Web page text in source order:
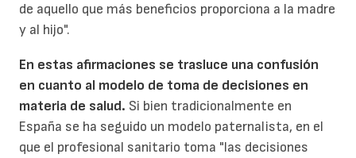
de aquello que más beneficios proporciona a la madre
y al hijo".
En estas afirmaciones se trasluce una confusión
en cuanto al modelo de toma de decisiones en
materia de salud. Si bien tradicionalmente en
España se ha seguido un modelo paternalista, en el
que el profesional sanitario toma "las decisiones